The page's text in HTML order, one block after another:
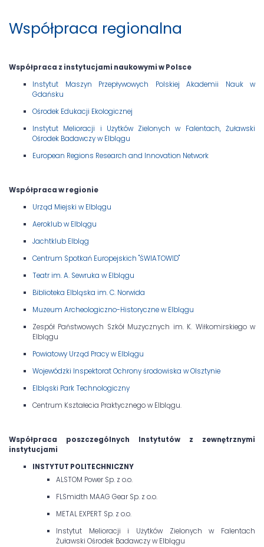
Współpraca regionalna
Współpraca z instytucjami naukowymi w Polsce
Instytut Maszyn Przepływowych Polskiej Akademii Nauk w
Gdańsku
Ośrodek Edukacji Ekologicznej
Instytut Melioracji i Użytków Zielonych w Falentach, Żuławski
Ośrodek Badawczy w Elblągu
European Regions Research and Innovation Network
Współpraca w regionie
Urząd Miejski w Elblągu
Aeroklub w Elblągu
Jachtklub Elbląg
Centrum Spotkań Europejskich "ŚWIATOWID"
Teatr im. A. Sewruka w Elblągu
Biblioteka Elbląska im. C. Norwida
Muzeum Archeologiczno-Historyczne w Elblągu
Zespół Państwowych Szkół Muzycznych im. K. Wiłkomirskiego w
Elblągu
Powiatowy Urząd Pracy w Elblągu
Wojewódzki Inspektorat Ochrony środowiska w Olsztynie
Elbląski Park Technologiczny
Centrum Kształecia Praktycznego w Elblągu.
Współpraca poszczególnych Instytutów z zewnętrznymi
instytucjami
INSTYTUT POLITECHNICZNY
ALSTOM Power Sp. z o.o.
FLSmidth MAAG Gear Sp. z o.o.
METAL EXPERT Sp. z o.o.
Instytut Melioracji i Użytków Zielonych w Falentach
Żuławski Ośrodek Badawczy w Elblągu